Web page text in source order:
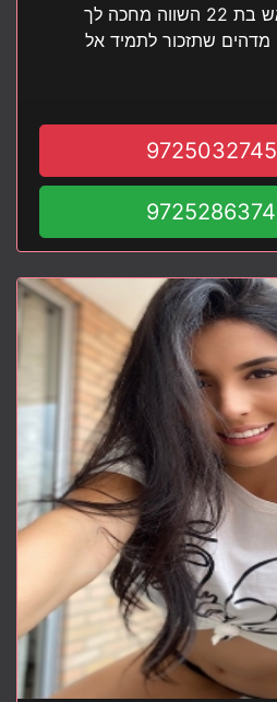
גלי נערה חמודה חמה אש בת 22 השווה מחכה לך
מדהים שתזכור לתמיד אל